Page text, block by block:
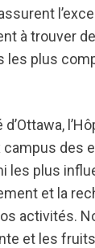
à trouver
les plus
des
les plus
et la
activités.
et les